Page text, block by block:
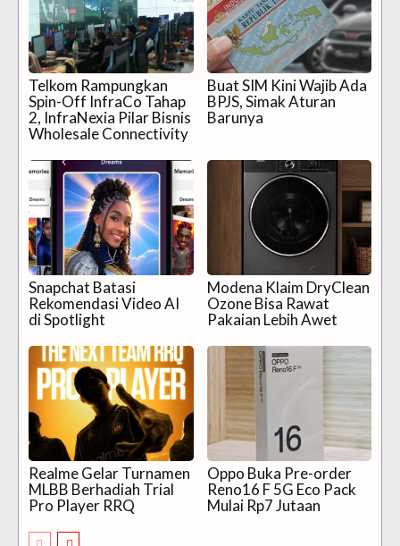
Telkom Rampungkan
Spin-Off InfraCo Tahap
2, InfraNexia Pilar Bisnis
Wholesale Connectivity
Buat SIM Kini Wajib Ada
BPJS, Simak Aturan
Barunya
Snapchat Batasi
Rekomendasi Video AI
di Spotlight
Modena Klaim DryClean
Ozone Bisa Rawat
Pakaian Lebih Awet
Realme Gelar Turnamen
MLBB Berhadiah Trial
Pro Player RRQ
Oppo Buka Pre-order
Reno16 F 5G Eco Pack
Mulai Rp7 Jutaan